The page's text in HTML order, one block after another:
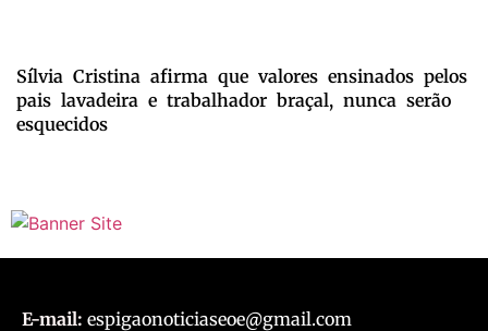
Sílvia Cristina afirma que valores ensinados pelos
pais lavadeira e trabalhador braçal, nunca serão
esquecidos
E-mail: espigaonoticiaseoe@gmail.com